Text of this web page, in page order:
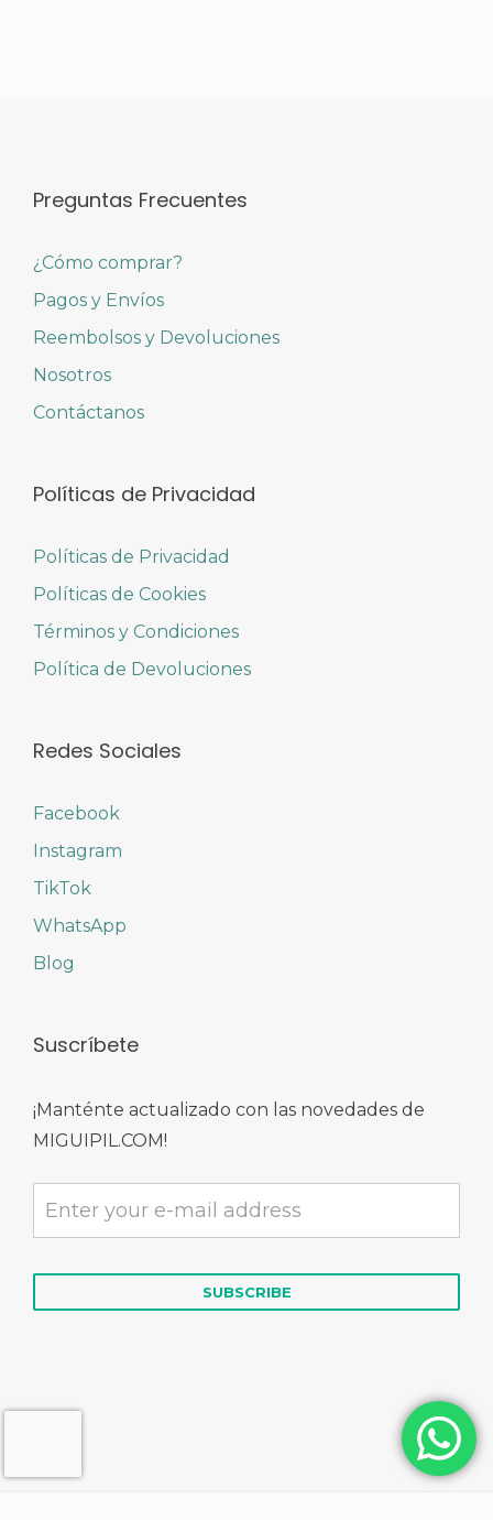
Preguntas Frecuentes
¿Cómo comprar?
Pagos y Envíos
Reembolsos y Devoluciones
Nosotros
Contáctanos
Políticas de Privacidad
Políticas de Privacidad
Políticas de Cookies
Términos y Condiciones
Política de Devoluciones
Redes Sociales
Facebook
Instagram
TikTok
WhatsApp
Blog
Suscríbete
¡Manténte actualizado con las novedades de
MIGUIPIL.COM!